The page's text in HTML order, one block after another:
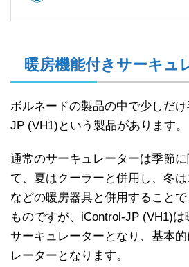
暖房機能付きサーキュ
ボルネードの製品の中で少しだ
JP (VH1)という製品があります。
通常のサーキュレーターは季節
て、夏はクーラーと併用し、冬
などの暖房器具と併用すること
ものですが、iControl-JP (VH1)
サーキュレーターとなり、基本
レーターとなります。